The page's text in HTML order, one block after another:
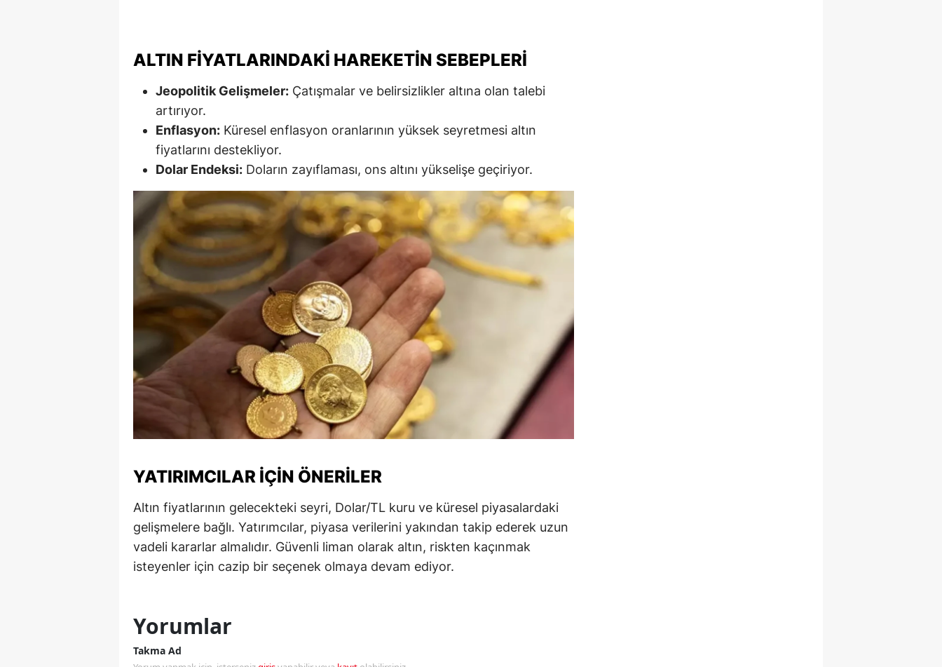
Malatya
Manisa
Muğla
Muş
Nevşehir
Niğde
Ordu
Rize
Sakarya
Samsun
Siirt
Sinop
Tokat
Trabzon
Van
ALTIN FIYATLARINDAKI HAREKETIN SEBEPLERI
Jeopolitik Gelişmeler: Çatışmalar ve belirsizlikler altına olan talebi
artırıyor.
Enflasyon: Küresel enflasyon oranlarının yüksek seyretmesi altın
fiyatlarını destekliyor.
Dolar Endeksi: Doların zayıflaması, ons altını yükselişe geçiriyor.
YATIRIMCILAR İÇIN ÖNERILER
Altın fiyatlarının gelecekteki seyri, Dolar/TL kuru ve küresel piyasalardaki
gelişmelere bağlı. Yatırımcılar, piyasa verilerini yakından takip ederek uzun
vadeli kararlar almalıdır. Güvenli liman olarak altın, riskten kaçınmak
isteyenler için cazip bir seçenek olmaya devam ediyor.
Yorumlar
Takma Ad